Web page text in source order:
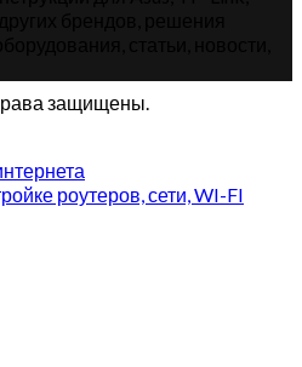
защищены.
роутеров, сети, WI-FI